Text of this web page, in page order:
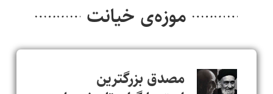
موزه‌ی خیانت
مصدق بزرگترین